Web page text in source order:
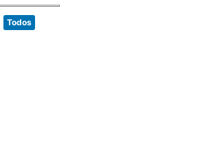
Todos